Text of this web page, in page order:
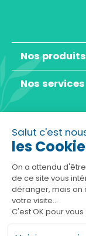
Salut c'est
les
On a attendu
de ce site vous
déranger, mais
votre visite...
C'est OK pour vous
Nos produits
Nos services